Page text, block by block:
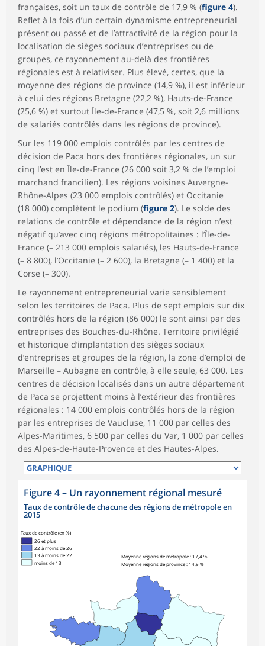
françaises, soit un taux de contrôle de 17,9 % (figure 4).
Reflet à la fois d’un certain dynamisme entrepreneurial
présent ou passé et de l’attractivité de la région pour la
localisation de sièges sociaux d’entreprises ou de
groupes, ce rayonnement au-delà des frontières
régionales est à relativiser. Plus élevé, certes, que la
moyenne des régions de province (14,9 %), il est inférieur
à celui des régions Bretagne (22,2 %), Hauts-de-France
(25,6 %) et surtout Île-de-France (47,5 %, soit 2,6 millions
de salariés contrôlés dans les régions de province).
Sur les 119 000 emplois contrôlés par les centres de
décision de Paca hors des frontières régionales, un sur
cinq l’est en Île-de-France (26 000 soit 3,2 % de l’emploi
marchand francilien). Les régions voisines Auvergne-
Rhône-Alpes (23 000 emplois contrôlés) et Occitanie
(18 000) complètent le podium (figure 2). Le solde des
relations de contrôle et dépendance de la région n’est
négatif qu’avec cinq régions métropolitaines : l’Île-de-
France (– 213 000 emplois salariés), les Hauts-de-France
(– 8 800), l’Occitanie (– 2 600), la Bretagne (– 1 400) et la
Corse (– 300).
Le rayonnement entrepreneurial varie sensiblement
selon les territoires de Paca. Plus de sept emplois sur dix
contrôlés hors de la région (86 000) le sont ainsi par des
entreprises des Bouches-du-Rhône. Territoire privilégié
et historique d’implantation des sièges sociaux
d’entreprises et groupes de la région, la zone d’emploi de
Marseille – Aubagne en contrôle, à elle seule, 63 000. Les
centres de décision localisés dans un autre département
de Paca se projettent moins à l’extérieur des frontières
régionales : 14 000 emplois contrôlés hors de la région
par les entreprises de Vaucluse, 11 000 par celles des
Alpes-Maritimes, 6 500 par celles du Var, 1 000 par celles
des Alpes-de-Haute-Provence et des Hautes-Alpes.
Figure 4– Un rayonnement régional mesuré
Taux de contrôle de chacune des régions de métropole en
2015
Taux de contrôle (en %)
moins de 13
13 à moins de 22
22 à moins de 26
26 et plus
Moyenne régions de métropole : 17,4 %
Moyenne régions de province : 14,9 %